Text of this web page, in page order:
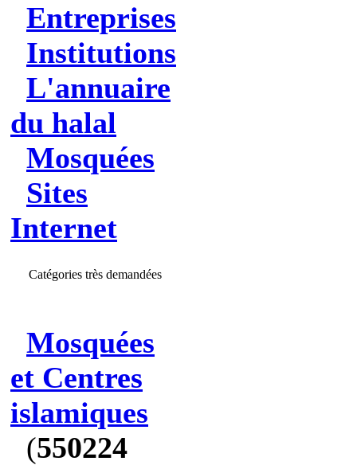
Entreprises
Institutions
L'annuaire
du halal
Mosquées
Sites
Internet
Catégories très demandées
Mosquées
et Centres
islamiques
(550224